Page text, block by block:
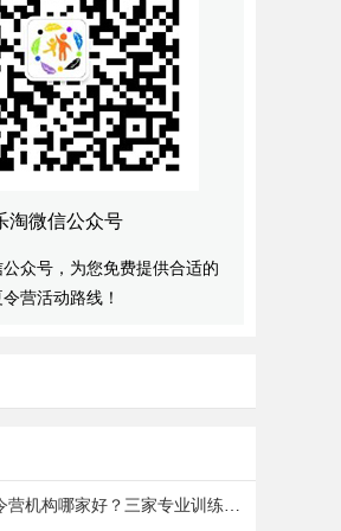
淘微信公众号
众号，为您免费提供合适的
营活动路线！
成都军事夏令营机构哪家好？三家专业训练营地一览！